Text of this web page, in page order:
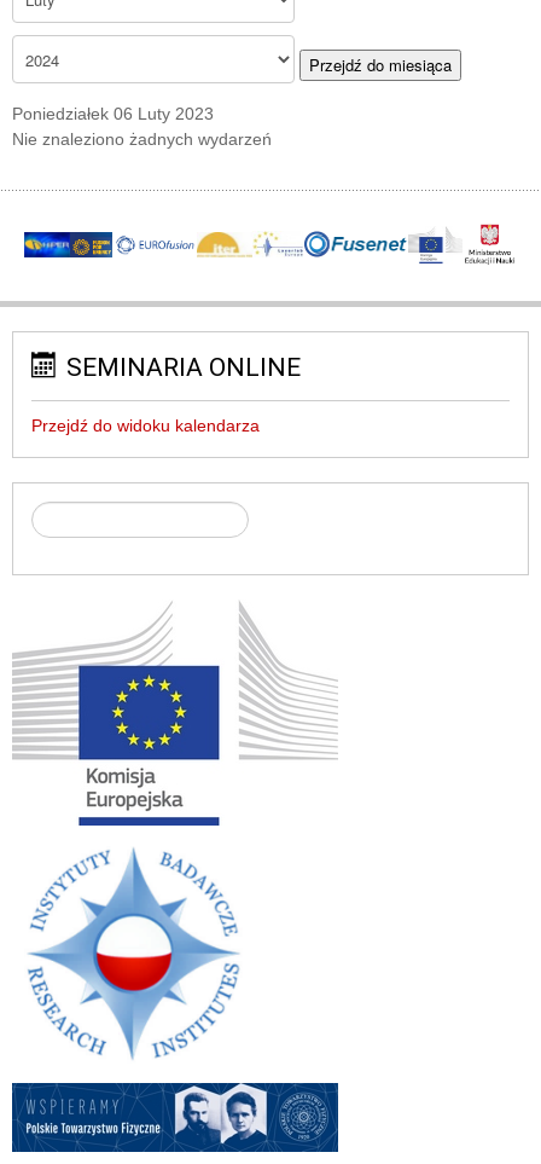
Przejdź do miesiąca
Poniedziałek 06 Luty 2023
Nie znaleziono żadnych wydarzeń
SEMINARIA ONLINE
Przejdź do widoku kalendarza